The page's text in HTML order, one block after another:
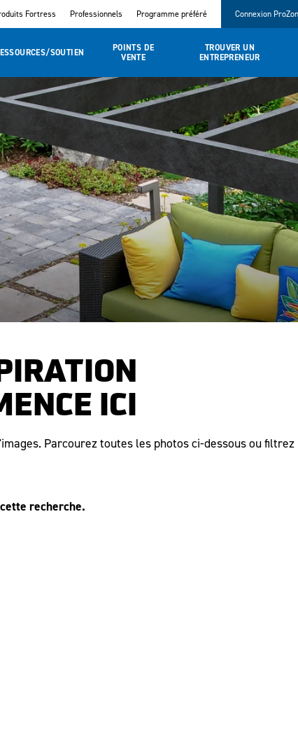
Fortress Professionnels Programme préféré Connexion
SOUTIEN
POINTS DE
VENTE
TROUVER UN
ENTREPRENEUR
ICI
Parcourez toutes les photos ci-dessous ou
recherche.